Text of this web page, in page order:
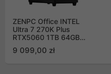
ZENPC Office INTEL
Ultra 7 270K Plus
RTX5060 1TB 64GB
9 099,00 zł